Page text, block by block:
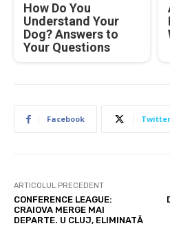
How Do You
Understand Your
Dog? Answers to
Your Questions
Facebook Twitter
ARTICOLUL PRECEDENT
CONFERENCE LEAGUE:
CRAIOVA MERGE MAI
DEPARTE. U CLUJ, ELIMINATĂ